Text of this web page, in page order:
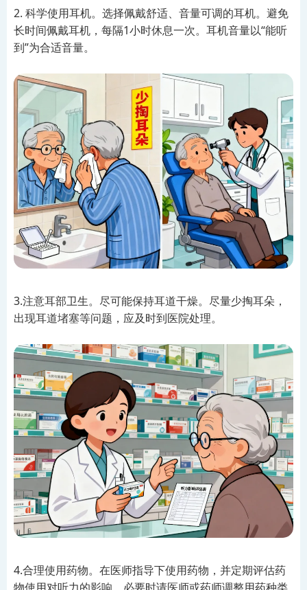
2. 科学使用耳机。选择佩戴舒适、音量可调的耳机。避免
长时间佩戴耳机，每隔1小时休息一次。耳机音量以“能听
到”为合适音量。
3.注意耳部卫生。尽可能保持耳道干燥。尽量少掏耳朵，
出现耳道堵塞等问题，应及时到医院处理。
4.合理使用药物。在医师指导下使用药物，并定期评估药